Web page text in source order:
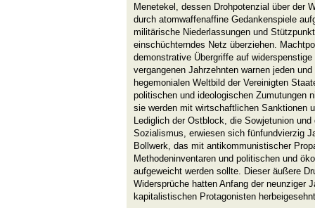
Menetekel, dessen Drohpotenzial über der
durch atomwaffenaffine Gedankenspiele
militärische Niederlassungen und
einschüchterndes Netz überziehen.
demonstrative Übergriffe auf
vergangenen Jahrzehnten warnen jeden
hegemonialen Weltbild der Vereinigten
politischen und ideologischen Zumutungen
sie werden mit wirtschaftlichen Sanktionen
Lediglich der Ostblock, die Sowjetunion und
Sozialismus, erwiesen sich fünfundvierzig
Bollwerk, das mit antikommunistischer
Methodeninventaren und politischen und
aufgeweicht werden sollte. Dieser äußere
Widersprüche hatten Anfang der neunziger
kapitalistischen Protagonisten